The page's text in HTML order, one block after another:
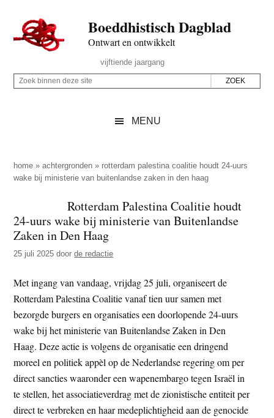
naar
de
inhoud
secondary
naar
de
sidebar
naar
de
Boeddhistisch Dagblad
Ontwart en ontwikkelt
Rechts
vijftiende jaargang
Z
p
d
z
e
s
t
e
Z
i
n
n
d
e
e
s
i
t
e
MENU
home »achtergronden » rotterdam palestina coalitie houdt 24-uurs
wake bij ministerie van buitenlandse zaken in den haag
Rotterdam Palestina Coalitie houdt
24-uurs wake bij ministerie van Buitenlandse
Zaken in Den Haag
25 juli 2025 doorde redactie
Met ingang van vandaag, vrijdag 25 juli, organiseert de
Rotterdam Palestina Coalitie vanaf tien uur samen met
bezorgde burgers en organisaties een doorlopende 24-uurs
wake bij het ministerie van Buitenlandse Zaken in Den
Haag. Deze actie is volgens de organisatie een dringend
moreel en politiek appèl op de Nederlandse regering om per
direct sancties waaronder een wapenembargo tegen Israël in
te stellen, het associatieverdrag met de zionistische entiteit per
direct te verbreken en haar medeplichtigheid aan de genocide